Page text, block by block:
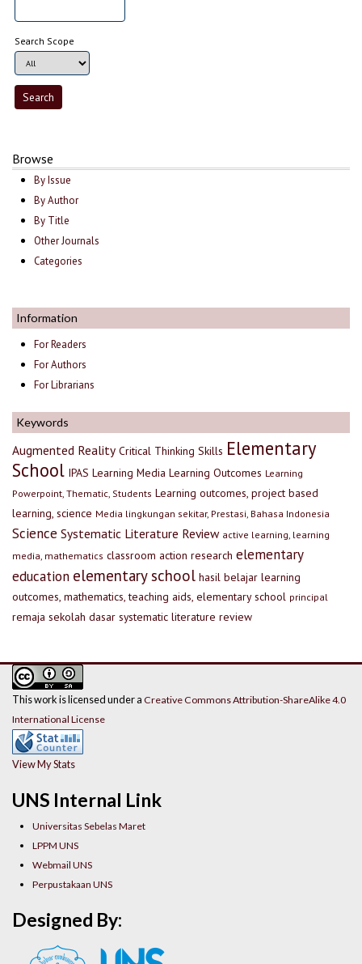
Search Scope
Browse
By Issue
By Author
By Title
Other Journals
Categories
Information
For Readers
For Authors
For Librarians
Keywords
Augmented Reality Critical Thinking Skills Elementary
School IPAS Learning Media Learning Outcomes Learning
Powerpoint, Thematic, Students Learning outcomes, project based
learning, science Media lingkungan sekitar, Prestasi, Bahasa Indonesia
Science Systematic Literature Review active learning, learning
media, mathematics classroom action research elementary
education elementary school hasil belajar learning
outcomes, mathematics, teaching aids, elementary school principal
remaja sekolah dasar systematic literature review
UNS Internal Link
Universitas Sebelas Maret
LPPM UNS
Webmail UNS
Perpustakaan UNS
This work is licensed under a Creative Commons Attribution-ShareAlike 4.0
International License
View My Stats
Designed By: